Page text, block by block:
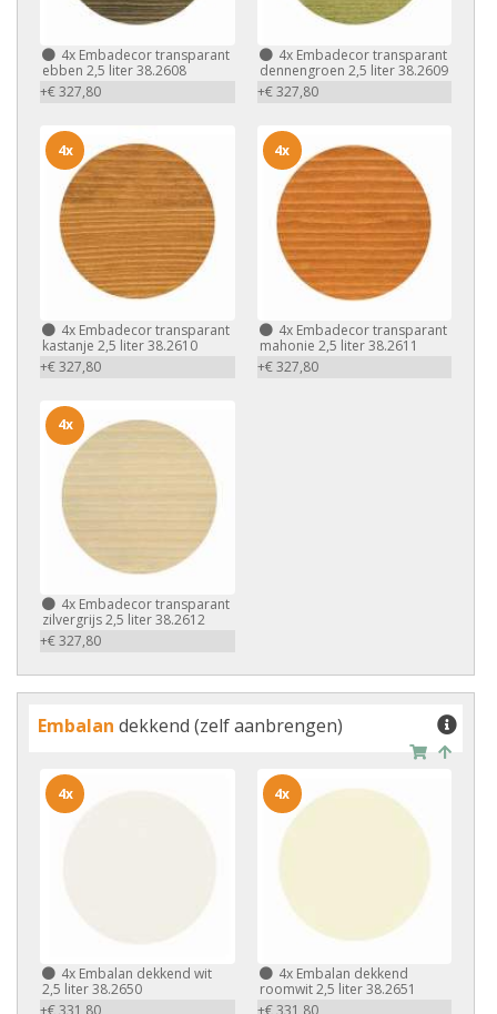
4x Embadecor transparant
ebben 2,5 liter 38.2608
+€ 327,80
4xEmbadecor transparant
dennengroen 2,5 liter 38.2609
+€ 327,80
4x Embadecor transparant
kastanje 2,5 liter 38.2610
+€ 327,80
4x
4xEmbadecor transparant
mahonie 2,5 liter 38.2611
+€ 327,80
4x
4x Embadecor transparant
zilvergrijs 2,5 liter 38.2612
+€ 327,80
4x
Embalan dekkend (zelf aanbrengen)
4x Embalan dekkend wit
2,5 liter 38.2650
+€ 331,80
4x
4xEmbalan dekkend
roomwit 2,5 liter 38.2651
+€ 331,80
4x